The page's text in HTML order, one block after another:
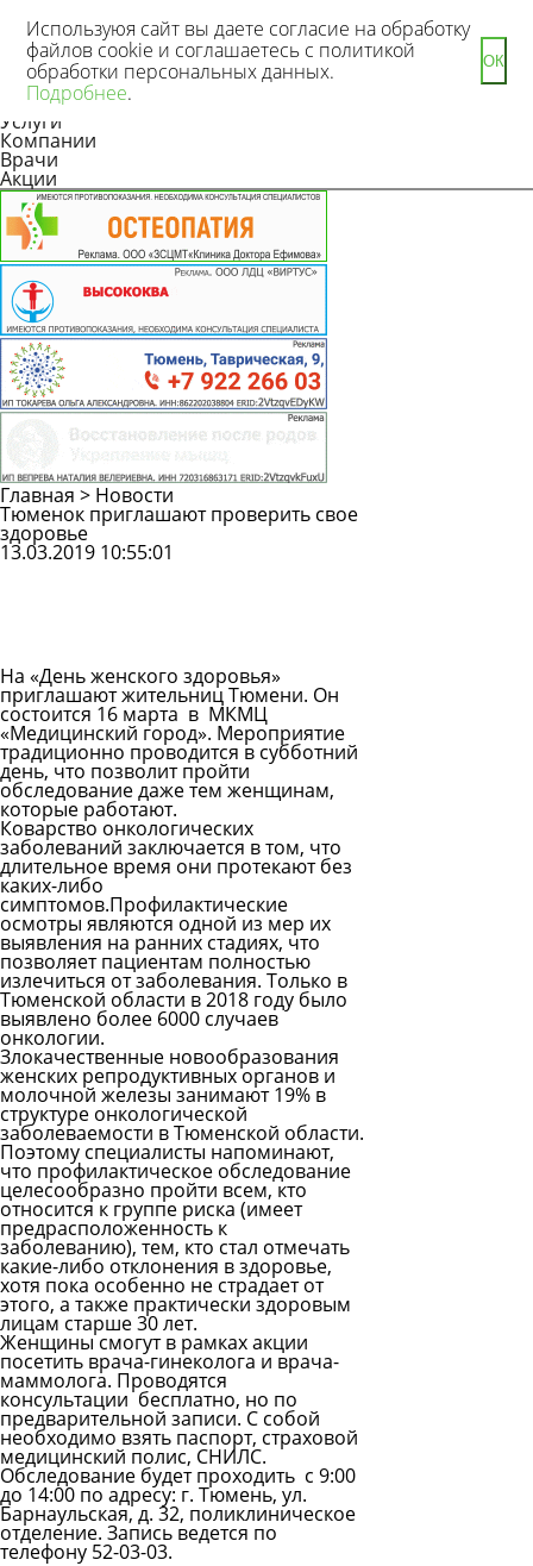
Новости
Статьи
Услуги
Компании
Врачи
Акции
Главная > Новости
Тюменок приглашают проверить свое
здоровье
13.03.2019 10:55:01
На «День женского здоровья»
приглашают жительниц Тюмени. Он
состоится 16 марта в МКМЦ
«Медицинский город». Мероприятие
традиционно проводится в субботний
день, что позволит пройти
обследование даже тем женщинам,
которые работают.
Коварство онкологических
заболеваний заключается в том, что
длительное время они протекают без
каких-либо
симптомов.Профилактические
осмотры являются одной из мер их
выявления на ранних стадиях, что
позволяет пациентам полностью
излечиться от заболевания. Только в
Тюменской области в 2018 году было
выявлено более 6000 случаев
онкологии.
Злокачественные новообразования
женских репродуктивных органов и
молочной железы занимают 19% в
структуре онкологической
заболеваемости в Тюменской области.
Поэтому специалисты напоминают,
что профилактическое обследование
целесообразно пройти всем, кто
относится к группе риска (имеет
предрасположенность к
заболеванию), тем, кто стал отмечать
какие-либо отклонения в здоровье,
хотя пока особенно не страдает от
этого, а также практически здоровым
лицам старше 30 лет.
Женщины смогут в рамках акции
посетить врача-гинеколога и врача-
маммолога. Проводятся
консультации бесплатно, но по
предварительной записи. С собой
необходимо взять паспорт, страховой
медицинский полис, СНИЛС.
Обследование будет проходить с 9:00
до 14:00 по адресу: г. Тюмень, ул.
Барнаульская, д. 32, поликлиническое
отделение. Запись ведется по
телефону 52-03-03.
Используюя сайт вы даете согласие на обработку
файлов cookie и соглашаетесь с политикой
обработки персональных данных.
Подробнее.
ОК